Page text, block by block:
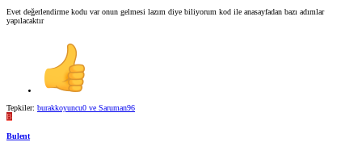
Evet değerlendirme kodu var onun gelmesi lazım diye biliyorum kod ile anasayfadan bazı adımlar
yapılacaktır
Tepkiler: burakkoyuncu0 ve Saruman96
B
Bulent